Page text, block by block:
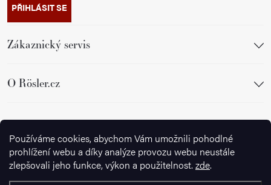
Používáme cookies, abychom Vám umožnili pohodlné
prohlížení webu a díky analýze provozu webu neustále
zlepšovali jeho funkce, výkon a použitelnost. zde.
PŘIHLÁSIT SE
Zákaznický servis
O Rösler.cz
Sledujte nás